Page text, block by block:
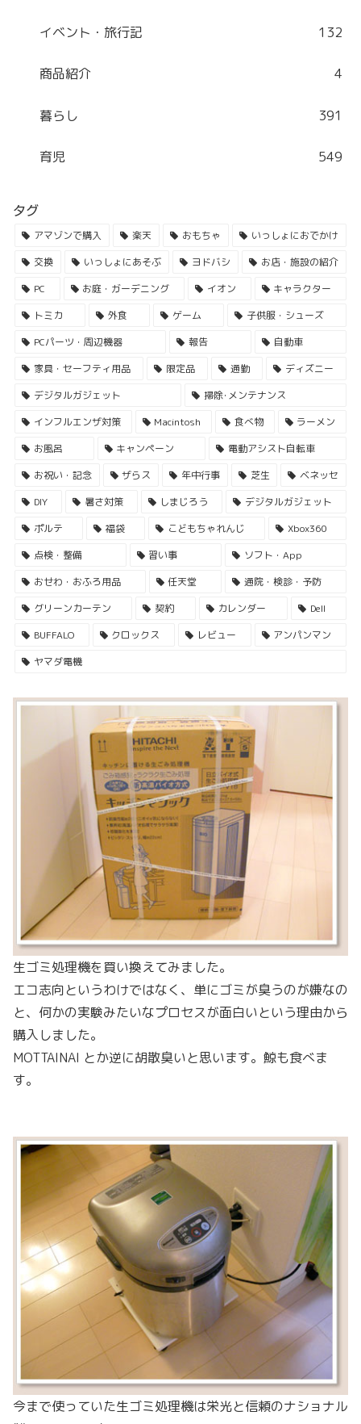
イベント・旅行記 132
商品紹介 4
暮らし 391
育児 549
タグ
アマゾンで購入 楽天 おもちゃ
いっしょにおでかけ
交換
いっしょにあそぶ ヨドバシ
お店・施設の紹介
PC
お庭・ガーデニング イオン
キャラクター
トミカ
外食 ゲーム
子供服・シューズ
PCパーツ・周辺機器
報告
自動車
家具・セーフティ用品
限定品 通勤
ディズニー
デジタルガジェット
掃除･メンテナンス
インフルエンザ対策
Macintosh 食べ物
ラーメン
お風呂
キャンペーン
電動アシスト自転車
お祝い・記念
ザらス 年中行事 芝生
ベネッセ
DIY
暑さ対策 しまじろう
デジタルガジェット
ポルテ
福袋 こどもちゃれんじ
Xbox360
点検・整備
習い事
ソフト・App
おせわ・おふろ用品
任天堂
通院・検診・予防
グリーンカーテン
契約 カレンダー
Dell
BUFFALO
クロックス レビュー
アンパンマン
ヤマダ電機
生ゴミ処理機を買い換えてみました。
エコ志向というわけではなく、単にゴミが臭うのが嫌なの
と、何かの実験みたいなプロセスが面白いという理由から
購入しました。
MOTTAINAI とか逆に胡散臭いと思います。鯨も食べま
す。
今まで使っていた生ゴミ処理機は栄光と信頼のナショナル